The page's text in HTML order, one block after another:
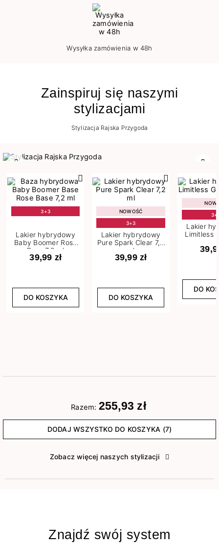
Wysyłka zamówienia w 48h
Zainspiruj się naszymi
stylizacjami
Stylizacja Rajska Przygoda
3+3
Lakier hybrydowy
Baby Boomer Rose
Base 7,2 ml
39,99 zł
DO KOSZYKA
NOWOŚĆ
3+3
Lakier hybrydowy
Pure Spark Clear 7,2
ml
39,99 zł
DO KOSZYKA
Lakier
Limitless
DO
Razem: 255,93 zł
DODAJ WSZYSTKO DO KOSZYKA (7)
Zobacz więcej naszych stylizacji
Znajdź swój system